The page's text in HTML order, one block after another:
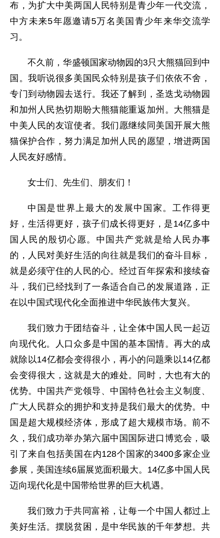
布，为扩大中美两国人民特别是青少年一代交流，
中方未来5年愿邀请5万名美国青少年来华交流学
习。
不久前，华盛顿国家动物园的3只大熊猫回到中
国。我听说很多美国民众特别是孩子们依依不舍，
专门到动物园去送行。我还了解到，圣迭戈动物园
和加州人民热切期盼大熊猫能重返加州。大熊猫是
中美人民的友谊使者。我们愿继续同美国开展大熊
猫保护合作，努力满足加州人民的愿望，增进两国
人民友好感情。
女士们、先生们、朋友们！
中国是世界上最大的发展中国家。工作得更
好，生活得更好，孩子们成长得更好，是14亿多中
国人民的殷切心愿。中国共产党就是给人民办事
的，人民对美好生活的向往就是我们的奋斗目标，
就是必须守住的人民的心。经过百年探索和接续奋
斗，我们已经找到了一条适合自己的发展道路，正
在以中国式现代化全面推进中华民族伟大复兴。
我们致力于团结奋斗，让全体中国人民一起迈
向现代化。人口众多是中国的基本国情。再大的成
就除以14亿都会变得很小，再小的问题乘以14亿都
会变得很大，这就是大的难处。同时，大也有大的
优势。中国共产党领导、中国特色社会主义制度、
广大人民群众的拥护和支持是我们最大的优势。中
国是超大规模经济体，形成了超大规模市场。前不
久，我们成功举办第六届中国国际进口博览会，吸
引了来自包括美国在内128个国家的3400多家企业
参展，美国连续6届展览面积最大。14亿多中国人民
迈向现代化是中国带给世界的巨大机遇。
我们致力于共同富裕，让每一个中国人都过上
美好生活。摆脱贫困，是中华民族的千年梦想。共